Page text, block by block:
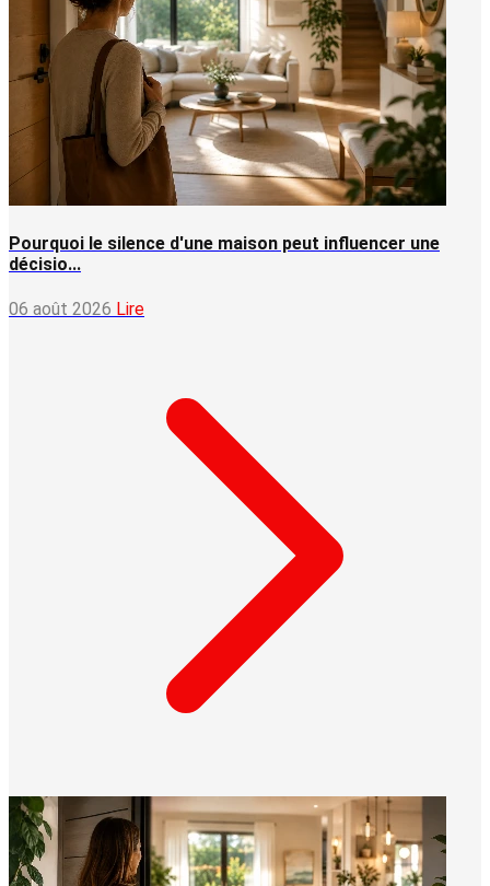
Pourquoi le silence d'une maison peut influencer une
décisio...
06 août 2026 Lire